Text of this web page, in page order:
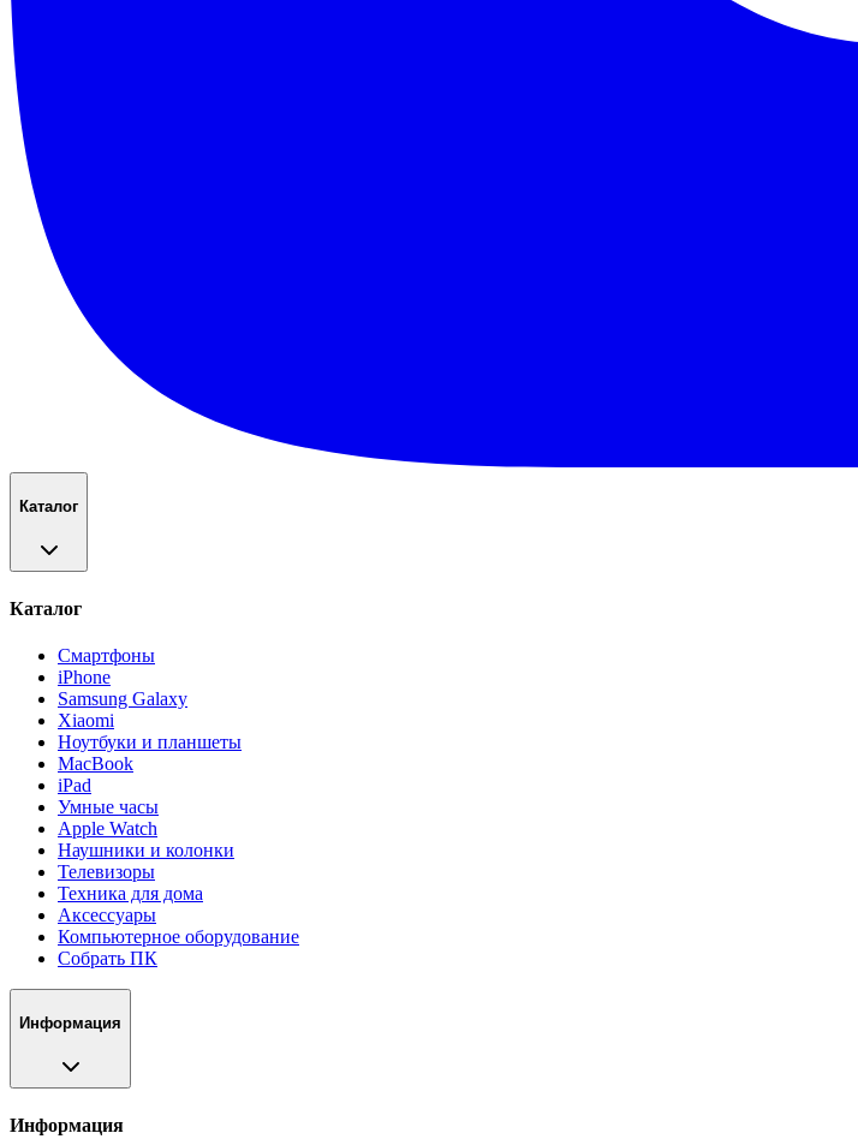
Каталог
Каталог
Смартфоны
iPhone
Samsung Galaxy
Xiaomi
Ноутбуки и планшеты
MacBook
iPad
Умные часы
Apple Watch
Наушники и колонки
Телевизоры
Техника для дома
Аксессуары
Компьютерное оборудование
Собрать ПК
Информация
Информация